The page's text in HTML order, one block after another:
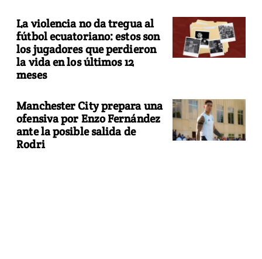
La violencia no da tregua al
fútbol ecuatoriano: estos son
los jugadores que perdieron
la vida en los últimos 12
meses
Manchester City prepara una
ofensiva por Enzo Fernández
ante la posible salida de
Rodri